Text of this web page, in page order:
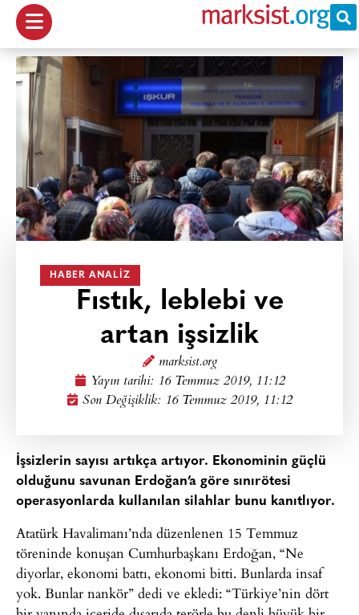
HABER ANALIZ
Fıstık, leblebi ve
artan işsizlik
marksist.org
Yayın tarihi: 16 Temmuz 2019, 11:12
Son Değişiklik: 16 Temmuz 2019, 11:12
İşsizlerin sayısı artıkça artıyor. Ekonominin güçlü
olduğunu savunan Erdoğan’a göre sınırötesi
operasyonlarda kullanılan silahlar bunu kanıtlıyor.
Atatürk Havalimanı’nda düzenlenen 15 Temmuz
töreninde konuşan Cumhurbaşkanı Erdoğan, “Ne
diyorlar, ekonomi battı, ekonomi bitti. Bunlarda insaf
yok. Bunlar nankör” dedi ve ekledi: “Türkiye’nin dört